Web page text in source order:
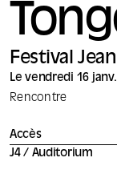
Festival
Le vendredi 16
Rencontre
Accès
J4 / Auditorium